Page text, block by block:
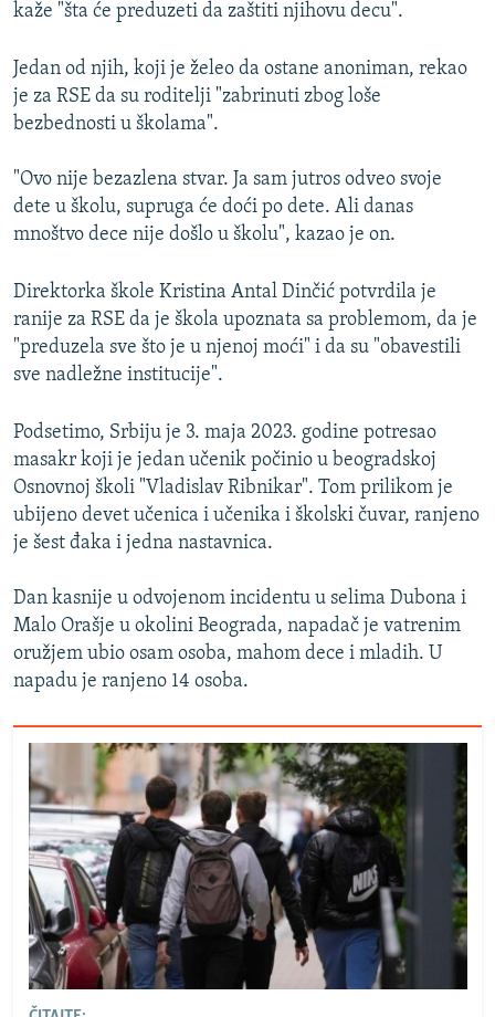
kaže "šta će preduzeti da zaštiti njihovu decu".
Jedan od njih, koji je želeo da ostane anoniman, rekao
je za RSE da su roditelji "zabrinuti zbog loše
bezbednosti u školama".
"Ovo nije bezazlena stvar. Ja sam jutros odveo svoje
dete u školu, supruga će doći po dete. Ali danas
mnoštvo dece nije došlo u školu", kazao je on.
Direktorka škole Kristina Antal Dinčić potvrdila je
ranije za RSE da je škola upoznata sa problemom, da je
"preduzela sve što je u njenoj moći" i da su "obavestili
sve nadležne institucije".
Podsetimo, Srbiju je 3. maja 2023. godine potresao
masakr koji je jedan učenik počinio u beogradskoj
Osnovnoj školi "Vladislav Ribnikar". Tom prilikom je
ubijeno devet učenica i učenika i školski čuvar, ranjeno
je šest đaka i jedna nastavnica.
Dan kasnije u odvojenom incidentu u selima Dubona i
Malo Orašje u okolini Beograda, napadač je vatrenim
oružjem ubio osam osoba, mahom dece i mladih. U
napadu je ranjeno 14 osoba.